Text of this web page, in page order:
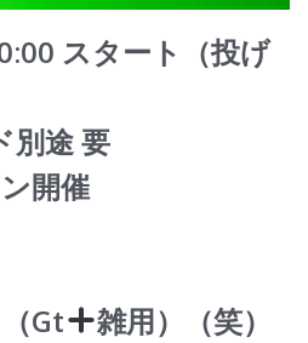
スタート（投げ
別途 要
ョン開催
Gt
雑用）（笑）